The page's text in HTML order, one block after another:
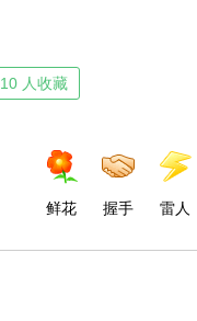
10 人收藏
鲜花 握手 雷人